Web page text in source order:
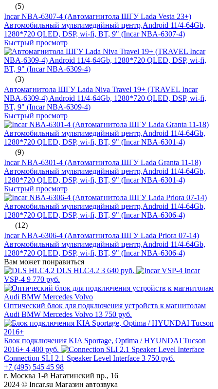
(5)
Incar NBA-6307-4 (Автомагнитола ШГУ Lada Vesta 23+)
Автомобильный мультимедийный центр,Android 11/4-64Gb,
1280*720 QLED, DSP, wi-fi, BT, 9" (Incar NBA-6307-4)
Быстрый просмотр
(3)
Автомагнитола ШГУ Lada Niva Travel 19+ (TRAVEL Incar
NBA-6309-4) Android 11/4-64Gb, 1280*720 QLED, DSP, wi-fi,
BT, 9" (Incar NBA-6309-4)
Быстрый просмотр
(9)
Incar NBA-6301-4 (Автомагнитола ШГУ Lada Granta 11-18)
Автомобильный мультимедийный центр,Android 11/4-64Gb,
1280*720 QLED, DSP, wi-fi, BT, 9" (Incar NBA-6301-4)
Быстрый просмотр
(12)
Incar NBA-6306-4 (Автомагнитола ШГУ Lada Priora 07-14)
Автомобильный мультимедийный центр,Android 11/4-64Gb,
1280*720 QLED, DSP, wi-fi, BT, 9" (Incar NBA-6306-4)
Вам может понравиться
DLS HLC4.2 3 640 руб.
Incar
VSP-4 9 770 руб.
Оптический блок для подключения устройств к магнитолам
Audi BMW Mercedes Volvo 13 750 руб.
Блок подключения KIA Sportage, Optima / HYUNDAI Tucson
2016+ 4 400 руб.
Connection SLI 2.1 Speaker Level Interface 3 750 руб.
+7 (495) 545 45 98
г. Москва 1-й Нагатинский пр., 16
2024 © Incar.su Магазин автозвука